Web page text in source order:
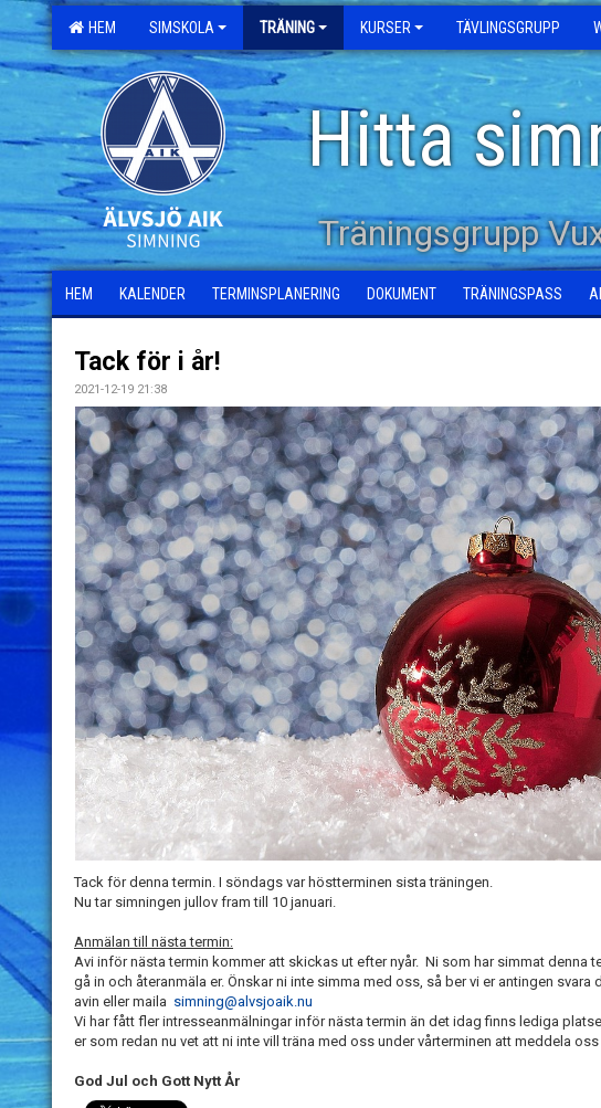
HEM SIMSKOLA TRÄNING KURSER TÄVLINGSGRUPP
Hitta
Träningsgrupp
HEM KALENDER TERMINSPLANERING DOKUMENT TRÄNINGSPASS
Tack för i år!
2021-12-19 21:38
Tack för denna termin. I söndags var höstterminen sista träningen.
Nu tar simningen jullov fram till 10 januari.
Anmälan till nästa termin:
Avi inför nästa termin kommer att skickas ut efter nyår. Ni som har simmat denna
gå in och återanmäla er. Önskar ni inte simma med oss, så ber vi er antingen
avin eller maila simning@alvsjoaik.nu
Vi har fått fler intresseanmälningar inför nästa termin än det idag finns lediga
er som redan nu vet att ni inte vill träna med oss under vårterminen att meddela
God Jul och Gott Nytt År